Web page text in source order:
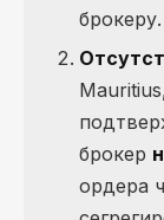
брокеру.
брокер
ордера